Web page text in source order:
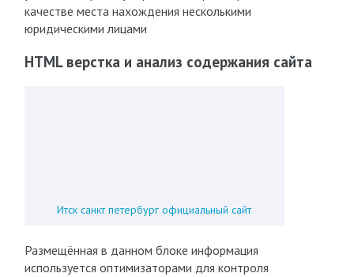
качестве места нахождения несколькими
юридическими лицами
HTML верстка и анализ содержания сайта
Итск санкт петербург официальный сайт
Размещённая в данном блоке информация
используется оптимизаторами для контроля